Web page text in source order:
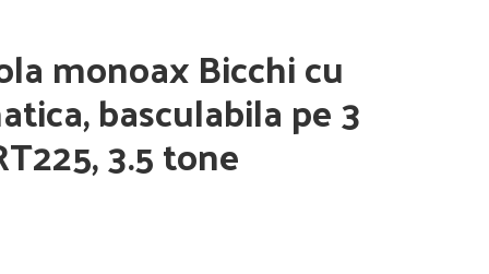
monoax Bicchi cu
basculabila pe 3
3.5 tone